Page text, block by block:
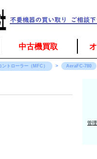
中古機買取
ントローラー（MFC） AeraFC-780
管